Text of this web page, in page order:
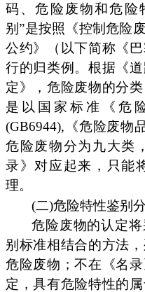
码、危险废物和危险
别”是按照《控制危险
公约》（以下简称《
行的归类例。根据《
定》，危险废物的分
是以国家标准《危
(GB6944),《危险废物
危险废物分为九大类
录》对应起来，只能
理。
(二)危险特性鉴别
危险废物的认定
别标准相结合的方法
危险废物；不在《名
定，具有危险特性的